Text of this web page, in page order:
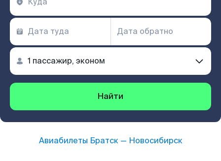
Найти
Авиабилеты Братск— Новосибирск